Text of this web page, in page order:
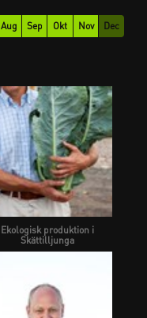
Aug Sep Okt Nov Dec
Ekologisk produktion i
Skättilljunga